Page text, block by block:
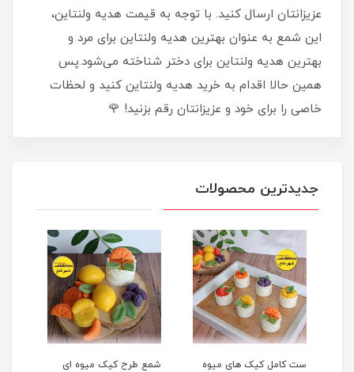
عزیزانتان ارسال کنید. با توجه به قیمت هدیه ولنتاین،
این شمع به عنوان بهترین هدیه ولنتاین برای مرد و
بهترین هدیه ولنتاین برای دختر شناخته می‌شود.پس
همین حالا اقدام به خرید هدیه ولنتاین کنید و لحظات
خاصی را برای خود و عزیزانتان رقم بزنید! 🌹
جدیدترین محصولات
ست کامل کیک های میوه
شمع طرح کیک میوه ای